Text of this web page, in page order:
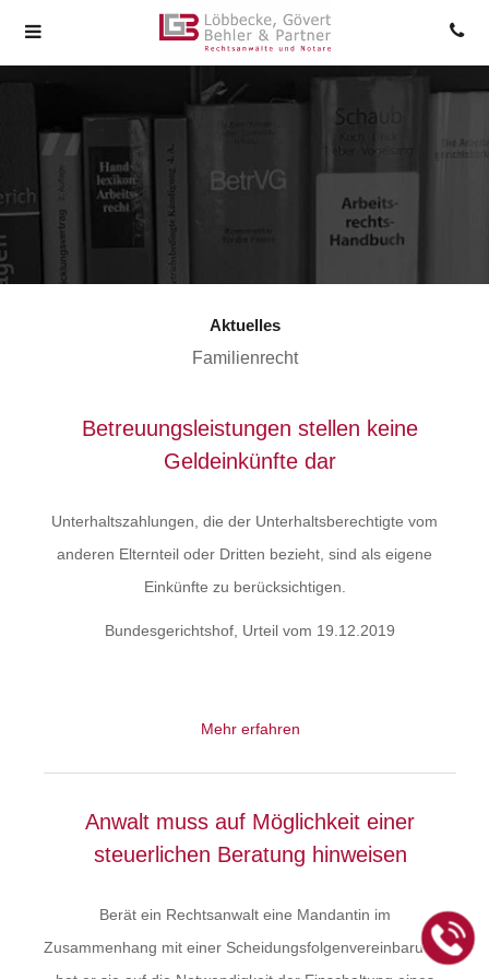
Aktuelles
Familienrecht
Betreuungsleistungen stellen keine
Geldeinkünfte dar
Unterhaltszahlungen, die der Unterhaltsberechtigte vom
anderen Elternteil oder Dritten bezieht, sind als eigene
Einkünfte zu berücksichtigen.
Bundesgerichtshof, Urteil vom 19.12.2019
Mehr erfahren
Anwalt muss auf Möglichkeit einer
steuerlichen Beratung hinweisen
Berät ein Rechtsanwalt eine Mandantin im
Zusammenhang mit einer Scheidungsfolgenvereinbarung,